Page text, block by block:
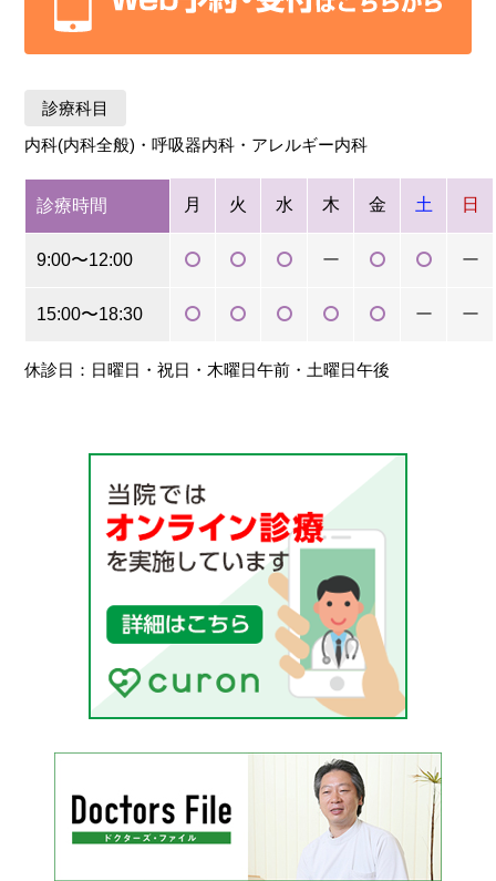
診療科目
内科(内科全般)・呼吸器内科・アレルギー内科
診療時間 月 火 水 木 金 土 日
9:00〜12:00 ー ー
15:00〜18:30 ー ー
休診日：日曜日・祝日・木曜日午前・土曜日午後